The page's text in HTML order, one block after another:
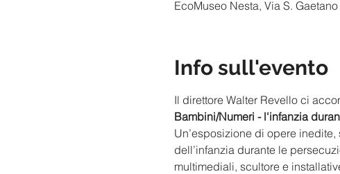
EcoMuseo Nesta, Via S.
Info sull'evento
Il direttore Walter Revello ci
Bambini/Numeri - l'infanzia
Un’esposizione di opere
dell’infanzia durante le
multimediali, scultore e